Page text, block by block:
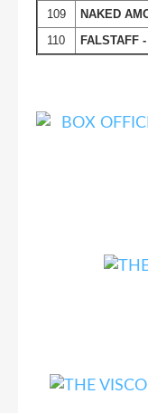
109
NAKED
110
FALSTAFF